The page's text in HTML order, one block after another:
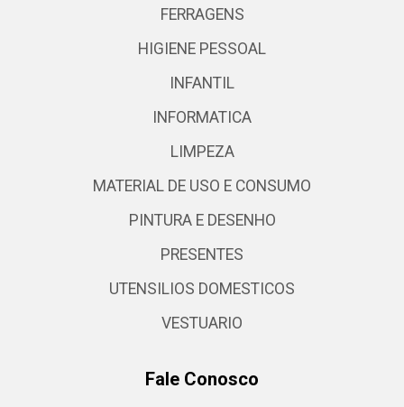
FERRAGENS
HIGIENE PESSOAL
INFANTIL
INFORMATICA
LIMPEZA
MATERIAL DE USO E CONSUMO
PINTURA E DESENHO
PRESENTES
UTENSILIOS DOMESTICOS
VESTUARIO
Fale Conosco